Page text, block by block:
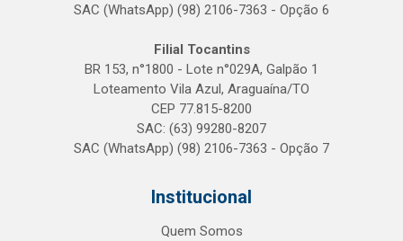
SAC (WhatsApp) (98) 2106-7363 - Opção 6
Filial Tocantins
BR 153, n°1800 - Lote n°029A, Galpão 1
Loteamento Vila Azul, Araguaína/TO
CEP 77.815-8200
SAC: (63) 99280-8207
SAC (WhatsApp) (98) 2106-7363 - Opção 7
Institucional
Quem Somos